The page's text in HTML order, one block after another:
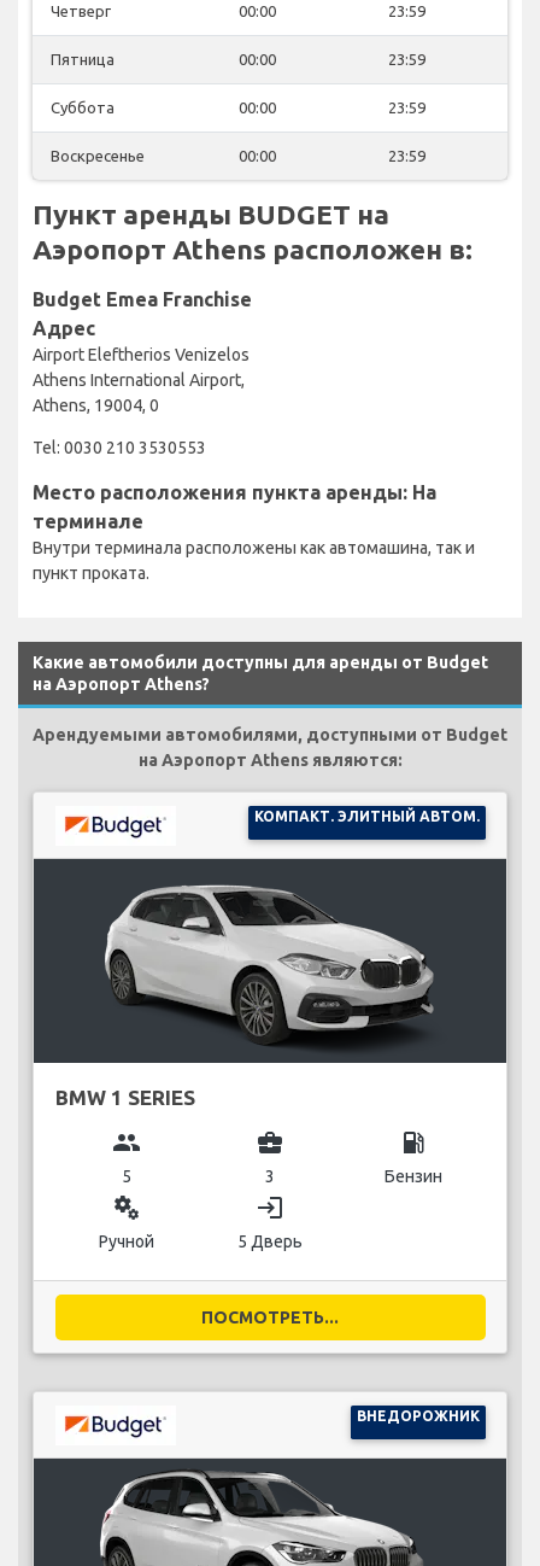
Четверг 00:00 23:59
Пятница 00:00 23:59
Суббота 00:00 23:59
Воскресенье 00:00 23:59
Пункт аренды BUDGET на
Аэропорт Athens расположен в:
Budget Emea Franchise
Адрес
Airport Eleftherios Venizelos
Athens International Airport,
Athens, 19004, 0
Tel: 0030 210 3530553
Место расположения пункта аренды: На
терминале
Внутри терминала расположены как автомашина, так и
пункт проката.
Какие автомобили доступны для аренды от Budget
на Аэропорт Athens?
Арендуемыми автомобилями, доступными от Budget
на Аэропорт Athens являются:
КОМПАКТ. ЭЛИТНЫЙ АВТОМ.
BMW 1 SERIES
group
5
business_center
3
local_gas_station
Бензин
miscellaneous_services
Ручной
login
5 Дверь
ПОСМОТРЕТЬ...
ВНЕДОРОЖНИК